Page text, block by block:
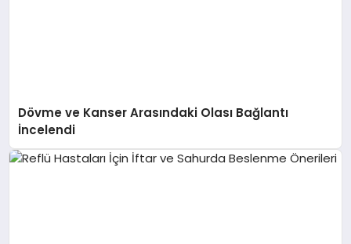
Dövme ve Kanser Arasındaki Olası Bağlantı
İncelendi